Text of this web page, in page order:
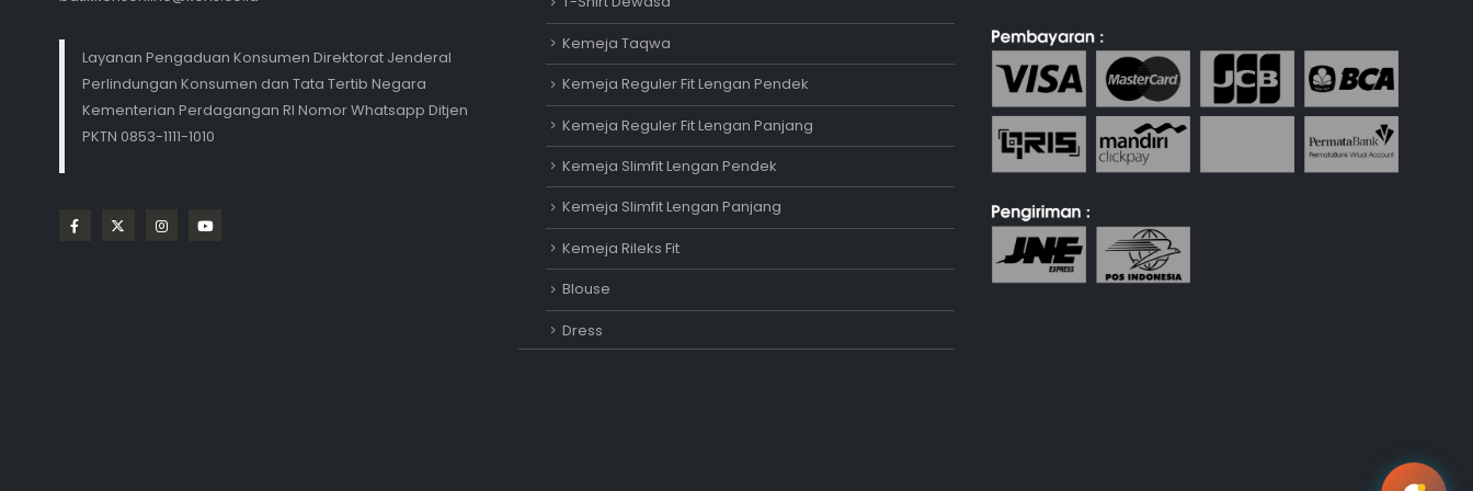
Layanan Pengaduan Konsumen Direktorat Jenderal
Perlindungan Konsumen dan Tata Tertib Negara
Kementerian Perdagangan RI Nomor Whatsapp Ditjen
PKTN 0853-1111-1010
Kemeja Taqwa
Kemeja Reguler Fit Lengan Pendek
Kemeja Reguler Fit Lengan Panjang
Kemeja Slimfit Lengan Pendek
Kemeja Slimfit Lengan Panjang
Kemeja Rileks Fit
Blouse
Dress